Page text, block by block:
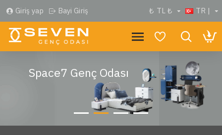
Giriş yap Bayi Giriş ₺ TL ₺ TR |
Space7 Genç Odası